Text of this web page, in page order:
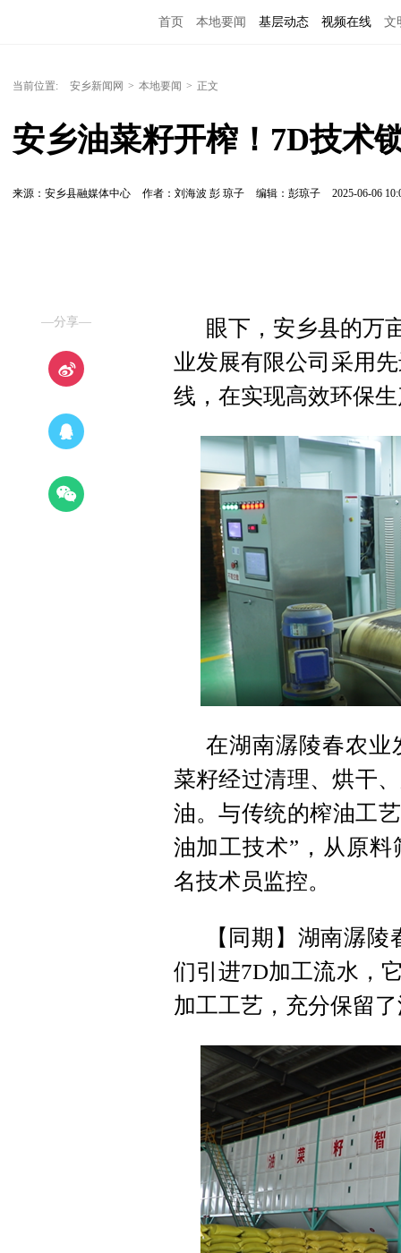
首页 本地要闻 基层动态 视频在线 文
当前位置: 安乡新闻网 > 本地要闻 > 正文
安乡油菜籽开榨！7D技术
来源：安乡县融媒体中心 作者：刘海波 彭 琼子 编辑：彭琼子 2025-06-06
—分享—
眼下，安乡县的万
业发展有限公司采用
线，在实现高效环保
在湖南潺陵春农业
菜籽经过清理、烘干
油。与传统的榨油工
油加工技术”，从原
名技术员监控。
【同期】湖南潺
们引进7D加工流水，
加工工艺，充分保留